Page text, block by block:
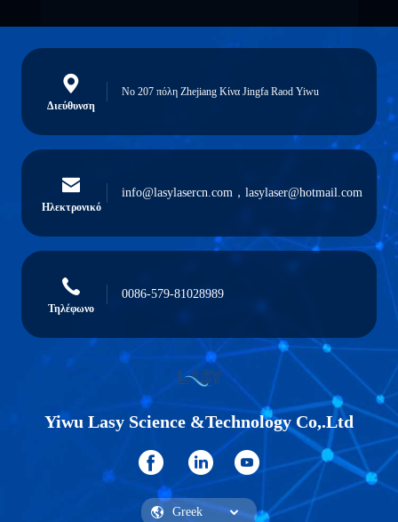
Διεύθυνση
Νο 207 πόλη Zhejiang Κίνα Jingfa Raod Yiwu
Ηλεκτρονικό
info@lasylasercn.com，lasylaser@hotmail.com
Τηλέφωνο
0086-579-81028989
Yiwu Lasy Science &Technology Co,.Ltd